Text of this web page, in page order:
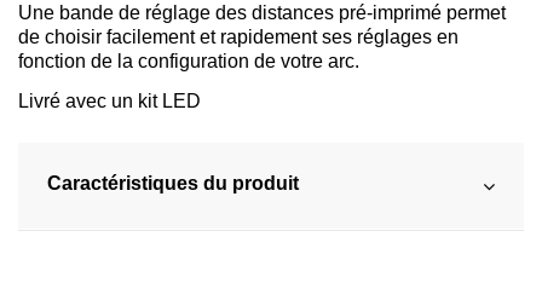
Une bande de réglage des distances pré-imprimé permet
de choisir facilement et rapidement ses réglages en
fonction de la configuration de votre arc.
Livré avec un kit LED
Caractéristiques du produit